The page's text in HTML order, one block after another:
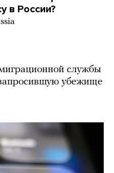
в России?
службы
убежище